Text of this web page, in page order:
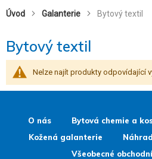
Úvod Galanterie Bytový textil
Bytový textil
Nelze najít produkty odpovídající
O nás Bytová chemie a
Kožená galanterie
Všeobecné